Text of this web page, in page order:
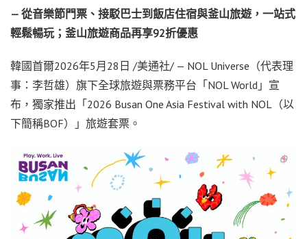
— 從音樂節門票、接駁巴士到飯店住宿與釜山旅遊，一站式
輕鬆暢玩；釜山旅遊商品再享92折優惠
韓國首爾2026年5月28日 /美通社/ — NOL Universe（代表理
事：李哲雄）旗下全球旅遊與票務平台「NOL World」宣
布，獨家推出「2026 Busan One Asia Festival with NOL（以
下簡稱BOF）」旅遊套票。